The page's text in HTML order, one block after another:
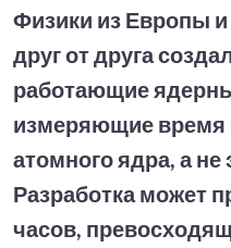
Физики из Европы
друг от друга
работающие
измеряющие время
атомного ядра, а не
Разработка может
часов,